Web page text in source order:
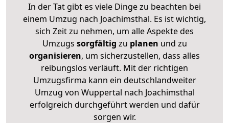
In der Tat gibt es viele Dinge zu beachten bei
einem Umzug nach Joachimsthal. Es ist wichtig,
sich Zeit zu nehmen, um alle Aspekte des
Umzugs sorgfältig zu planen und zu
organisieren, um sicherzustellen, dass alles
reibungslos verläuft. Mit der richtigen
Umzugsfirma kann ein deutschlandweiter
Umzug von Wuppertal nach Joachimsthal
erfolgreich durchgeführt werden und dafür
sorgen wir.